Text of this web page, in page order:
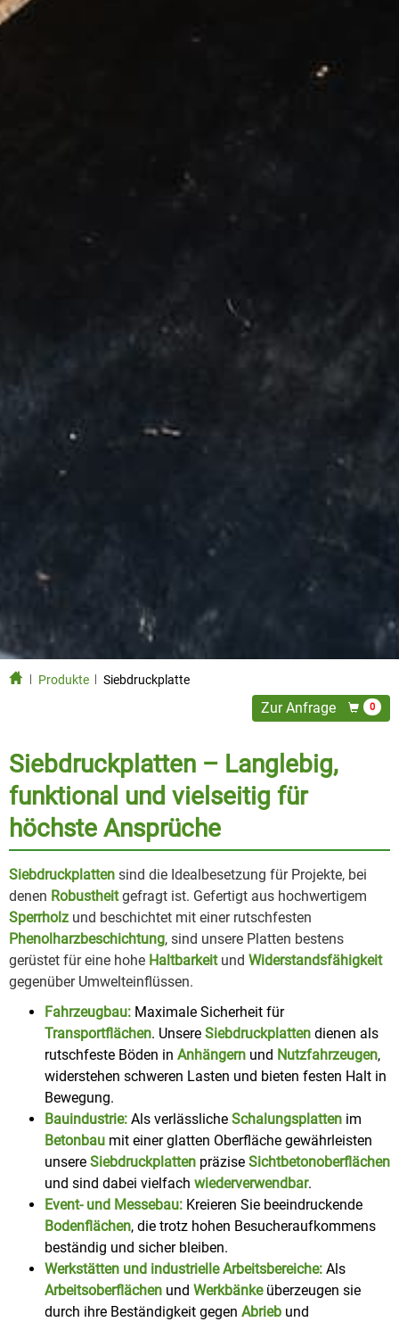
Produkte Siebdruckplatte
Zur Anfrage 0
Siebdruckplatten – Langlebig,
funktional und vielseitig für
höchste Ansprüche
Siebdruckplatten sind die Idealbesetzung für Projekte, bei
denen Robustheitgefragt ist. Gefertigt aus hochwertigem
Sperrholz und beschichtet mit einer rutschfesten
Phenolharzbeschichtung, sind unsere Platten bestens
gerüstet für eine hohe Haltbarkeitund Widerstandsfähigkeit
gegenüber Umwelteinflüssen.
Fahrzeugbau: Maximale Sicherheit für
Transportflächen. Unsere Siebdruckplatten dienen als
rutschfeste Böden in Anhängern und Nutzfahrzeugen,
widerstehen schweren Lasten und bieten festen Halt in
Bewegung.
Bauindustrie: Als verlässliche Schalungsplatten im
Betonbau mit einer glatten Oberfläche gewährleisten
unsere Siebdruckplatten präzise Sichtbetonoberflächen
und sind dabei vielfach wiederverwendbar.
Event- und Messebau: Kreieren Sie beeindruckende
Bodenflächen, die trotz hohen Besucheraufkommens
beständig und sicher bleiben.
Werkstätten und industrielle Arbeitsbereiche: Als
Arbeitsoberflächen und Werkbänkeüberzeugen sie
durch ihre Beständigkeit gegen Abrieb und